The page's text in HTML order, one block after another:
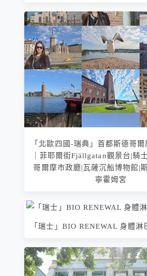
「北歐四國-瑞典」首都斯德哥
｜菲耶爾街Fjällgatan觀景台|騎
哥爾摩市政廳|瓦薩沉船博物館|
寧霍姆宮
「瑞士」BIO RENEWAL 身體淋